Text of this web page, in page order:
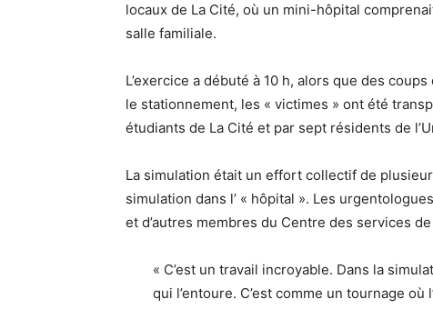
locaux de La Cité, où un mini-hôpital
salle familiale.
L’exercice a débuté à 10 h, alors que des
le stationnement, les « victimes » ont été
étudiants de La Cité et par sept résidents de
La simulation était un effort collectif de
simulation dans l’ « hôpital ». Les
et d’autres membres du Centre des services
« C’est un travail incroyable. Dans la
qui l’entoure. C’est comme un tournage